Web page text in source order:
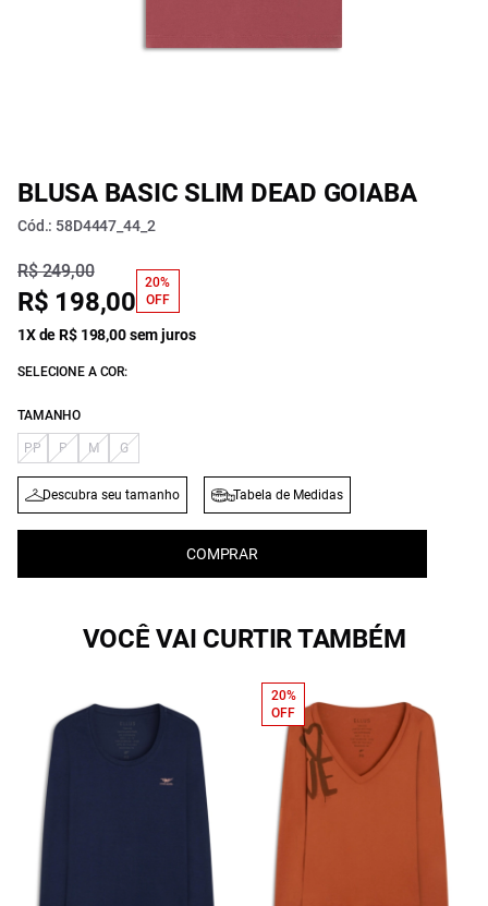
BLUSA BASIC SLIM DEAD GOIABA
Cód.: 58D4447_44_2
R$ 249,00
R$ 198,00
20%
OFF
1X de R$ 198,00 sem juros
SELECIONE A COR:
TAMANHO
PP P M G
Descubra seu tamanho Tabela de Medidas
COMPRAR
VOCÊ VAI CURTIR TAMBÉM
20%
OFF